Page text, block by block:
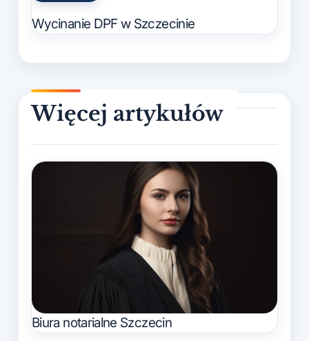
Wycinanie DPF w Szczecinie
Biura notarialne Szczecin